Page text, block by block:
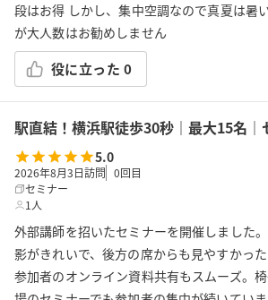
段はお得 しかし、集中空調なので真夏は暑
が大人数はお勧めしません
役に立った 0
5.0
2026年8月3日訪問 0回目
セミナー
1人
外部講師を招いたセミナーを開催しました
影がきれいで、後方の席からも見やすかっ
参加者のオンライン資料共有もスムーズ。